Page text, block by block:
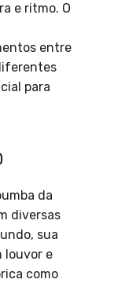
e ritmo. O
entre
para
da
diversas
sua
louvor e
como